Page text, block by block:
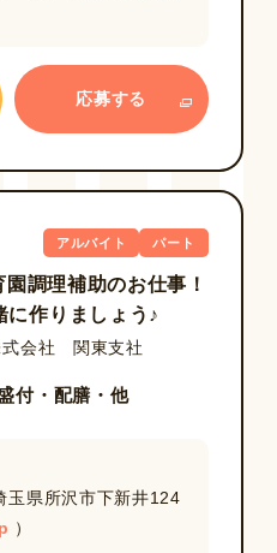
応募する
アルバイト パート
調理補助のお仕事！
に作りましょう♪
式会社 関東支社
付・配膳・他
玉県所沢市下新井124
）